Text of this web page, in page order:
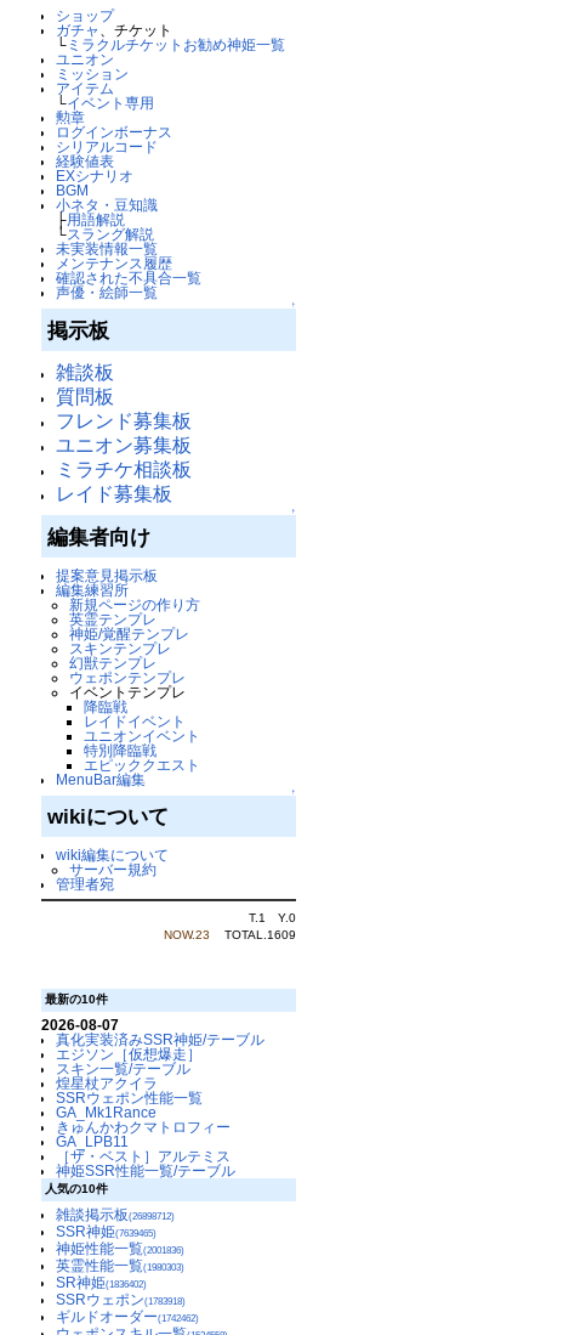
ショップ
ガチャ
、チケット
└ミラクルチケットお勧め神姫一覧
ユニオン
ミッション
アイテム
└イベント専用
勲章
ログインボーナス
シリアルコード
経験値表
EXシナリオ
BGM
小ネタ・豆知識
├用語解説
└スラング解説
未実装情報一覧
メンテナンス履歴
確認された不具合一覧
声優・絵師一覧
↑
掲示板
雑談板
質問板
フレンド募集板
ユニオン募集板
ミラチケ相談板
レイド募集板
↑
編集者向け
提案意見掲示板
編集練習所
新規ページの作り方
英霊テンプレ
神姫/覚醒テンプレ
スキンテンプレ
幻獣テンプレ
ウェポンテンプレ
イベントテンプレ
降臨戦
レイドイベント
ユニオンイベント
特別降臨戦
エピッククエスト
MenuBar編集
↑
wikiについて
wiki編集について
サーバー規約
管理者宛
T.1 Y.0
NOW.23
TOTAL.1609
最新の10件
2026-08-07
真化実装済みSSR神姫/テーブル
エジソン［仮想爆走］
スキン一覧/テーブル
煌星杖アクイラ
SSRウェポン性能一覧
GA_Mk1Rance
きゅんかわクマトロフィー
GA_LPB11
［ザ・ベスト］アルテミス
神姫SSR性能一覧/テーブル
人気の10件
雑談掲示板(26898712)
SSR神姫(7639465)
神姫性能一覧(2001836)
英霊性能一覧(1980303)
SR神姫(1836402)
SSRウェポン(1783918)
ギルドオーダー(1742462)